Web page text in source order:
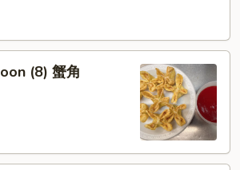
(8) 蟹角